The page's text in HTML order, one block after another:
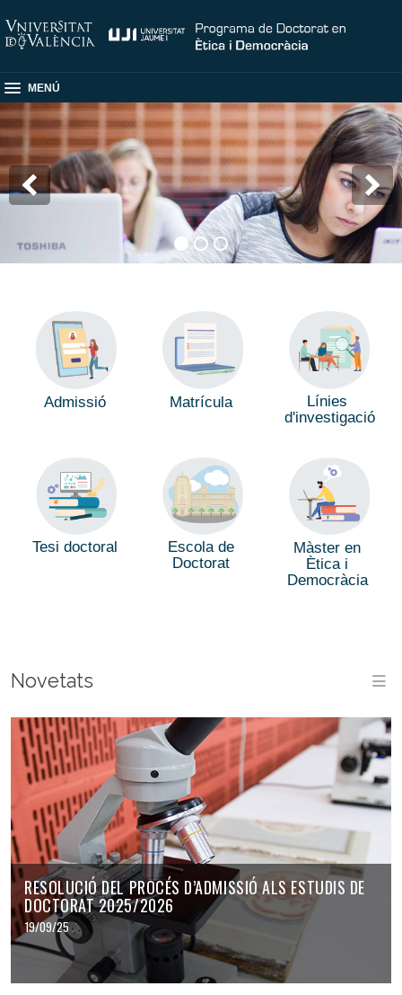
MENÚ
Admissió Matrícula
Línies
d'investigació
Tesi doctoral
Escola de
Doctorat
Màster en
Ètica i
Democràcia
Novetats
RESOLUCIÓ DEL PROCÉS D’ADMISSIÓ ALS ESTUDIS DE
DOCTORAT 2025/2026
19/09/25